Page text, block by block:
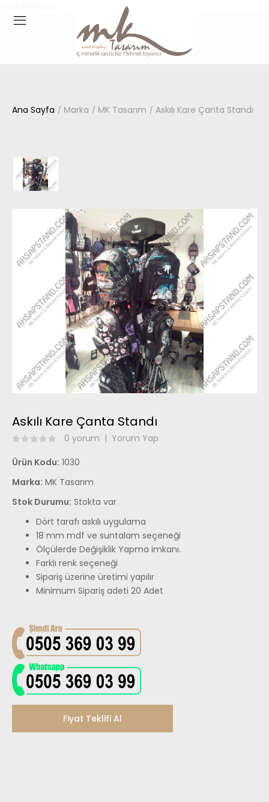
Ana Sayfa Marka MK Tasarım Askılı Kare Çanta Standı
Askılı Kare Çanta Standı
0 yorum | Yorum Yap
Ürün Kodu: 1030
Marka: MK Tasarım
Stok Durumu: Stokta var
Dört tarafı askılı uygulama
18 mm mdf ve suntalam seçeneği
Ölçülerde Değişiklik Yapma imkanı.
Farklı renk seçeneği
Sipariş üzerine üretimi yapılır
Minimum Sipariş adeti 20 Adet
Fiyat Teklifi Al